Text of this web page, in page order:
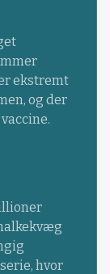
ekstremt
og der
hvor